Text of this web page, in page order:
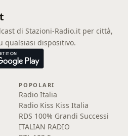
di Stazioni-Radio.it per città,
qualsiasi dispositivo.
POPOLARI
Radio Italia
Radio Kiss Kiss Italia
RDS 100% Grandi Successi
ITALIAN RADIO